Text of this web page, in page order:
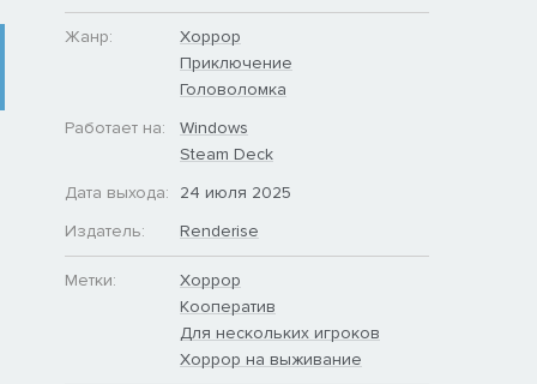
Жанр:
Хоррор
Приключение
Головоломка
Работает на:
Windows
Steam Deck
Дата выхода:
24 июля 2025
Издатель:
Renderise
Метки:
Хоррор
Кооператив
Для нескольких игроков
Хоррор на выживание